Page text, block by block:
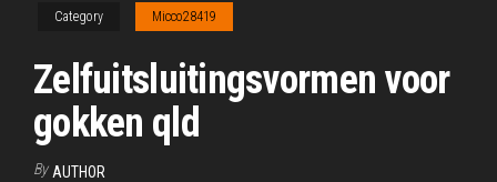
Category Micco28419
Zelfuitsluitingsvormen voor
gokken qld
By AUTHOR